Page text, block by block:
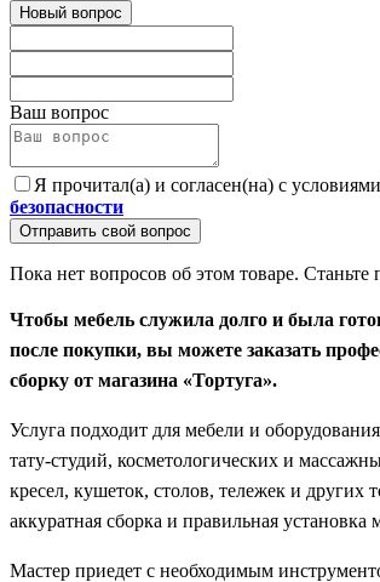
Новый вопрос
Ваш вопрос
Я прочитал(а) и согласен(на) с условиями
безопасности
Отправить свой вопрос
Пока нет вопросов об этом товаре. Станьте
Чтобы мебель служила долго и была
после покупки, вы можете заказать
сборку от магазина «Тортуга».
Услуга подходит для мебели и
тату-студий, косметологических и
кресел, кушеток, столов, тележек и других
аккуратная сборка и правильная установка
Мастер приедет с необходимым